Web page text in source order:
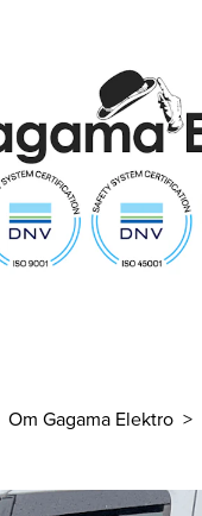
Om Gagama Elektro